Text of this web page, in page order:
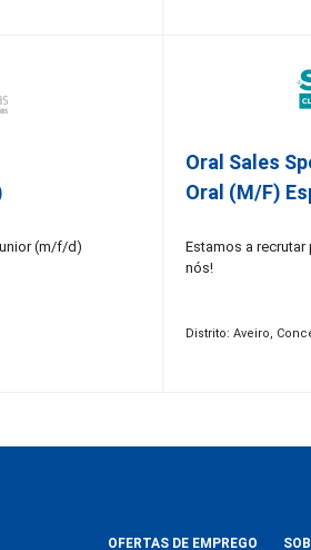
(m/f/d)
Oral Sales
Oral (M/F)
Estamos a recrutar
nós!
Distrito: Aveiro,
OFERTAS DE EMPREGO